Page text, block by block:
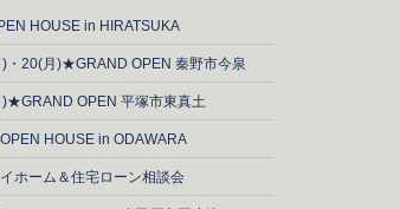
HOUSE in HIRATSUKA
20(月)★GRAND OPEN 秦野市今泉
OPEN 平塚市東真土
HOUSE in ODAWARA
ーム＆住宅ローン相談会